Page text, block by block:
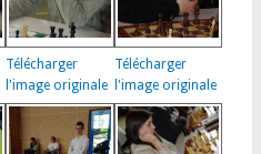
Télécharger
l'image originale
Télécharger
l'image originale